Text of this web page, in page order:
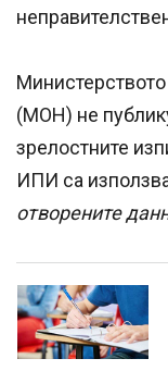
(МОН) не
зрелостните
ИПИ са
отворените